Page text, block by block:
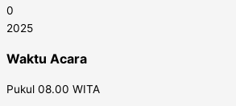
0
2025
Waktu Acara
Pukul 08.00 WITA